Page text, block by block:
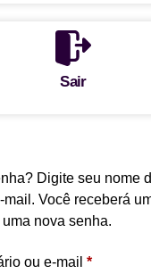
Sair
Digite seu nome
Você receberá
nova senha.
ou e-mail *